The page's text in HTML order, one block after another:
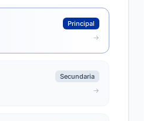
Principal
Secundaria